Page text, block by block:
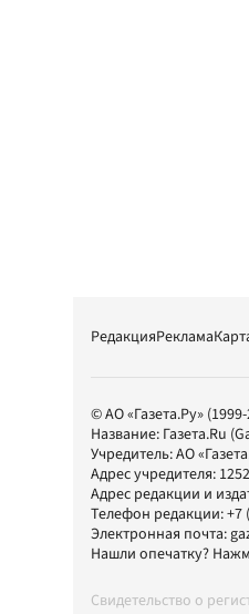
РедакцияРеклама
© АО «Газета.Ру»
Название: Газета.Ru
Учредитель:АО
Адрес учредителя:
Адрес редакции и
Телефон редакции:+7
Электронная почта:
Нашли опечатку?
Свидетельство о